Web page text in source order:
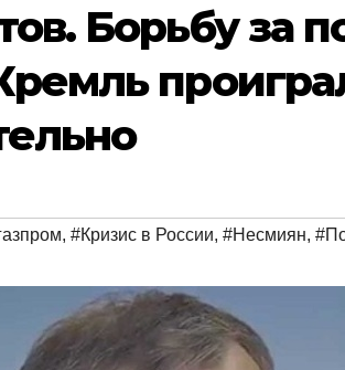
Борьбу за
, #Кризис в России, #Несмиян,